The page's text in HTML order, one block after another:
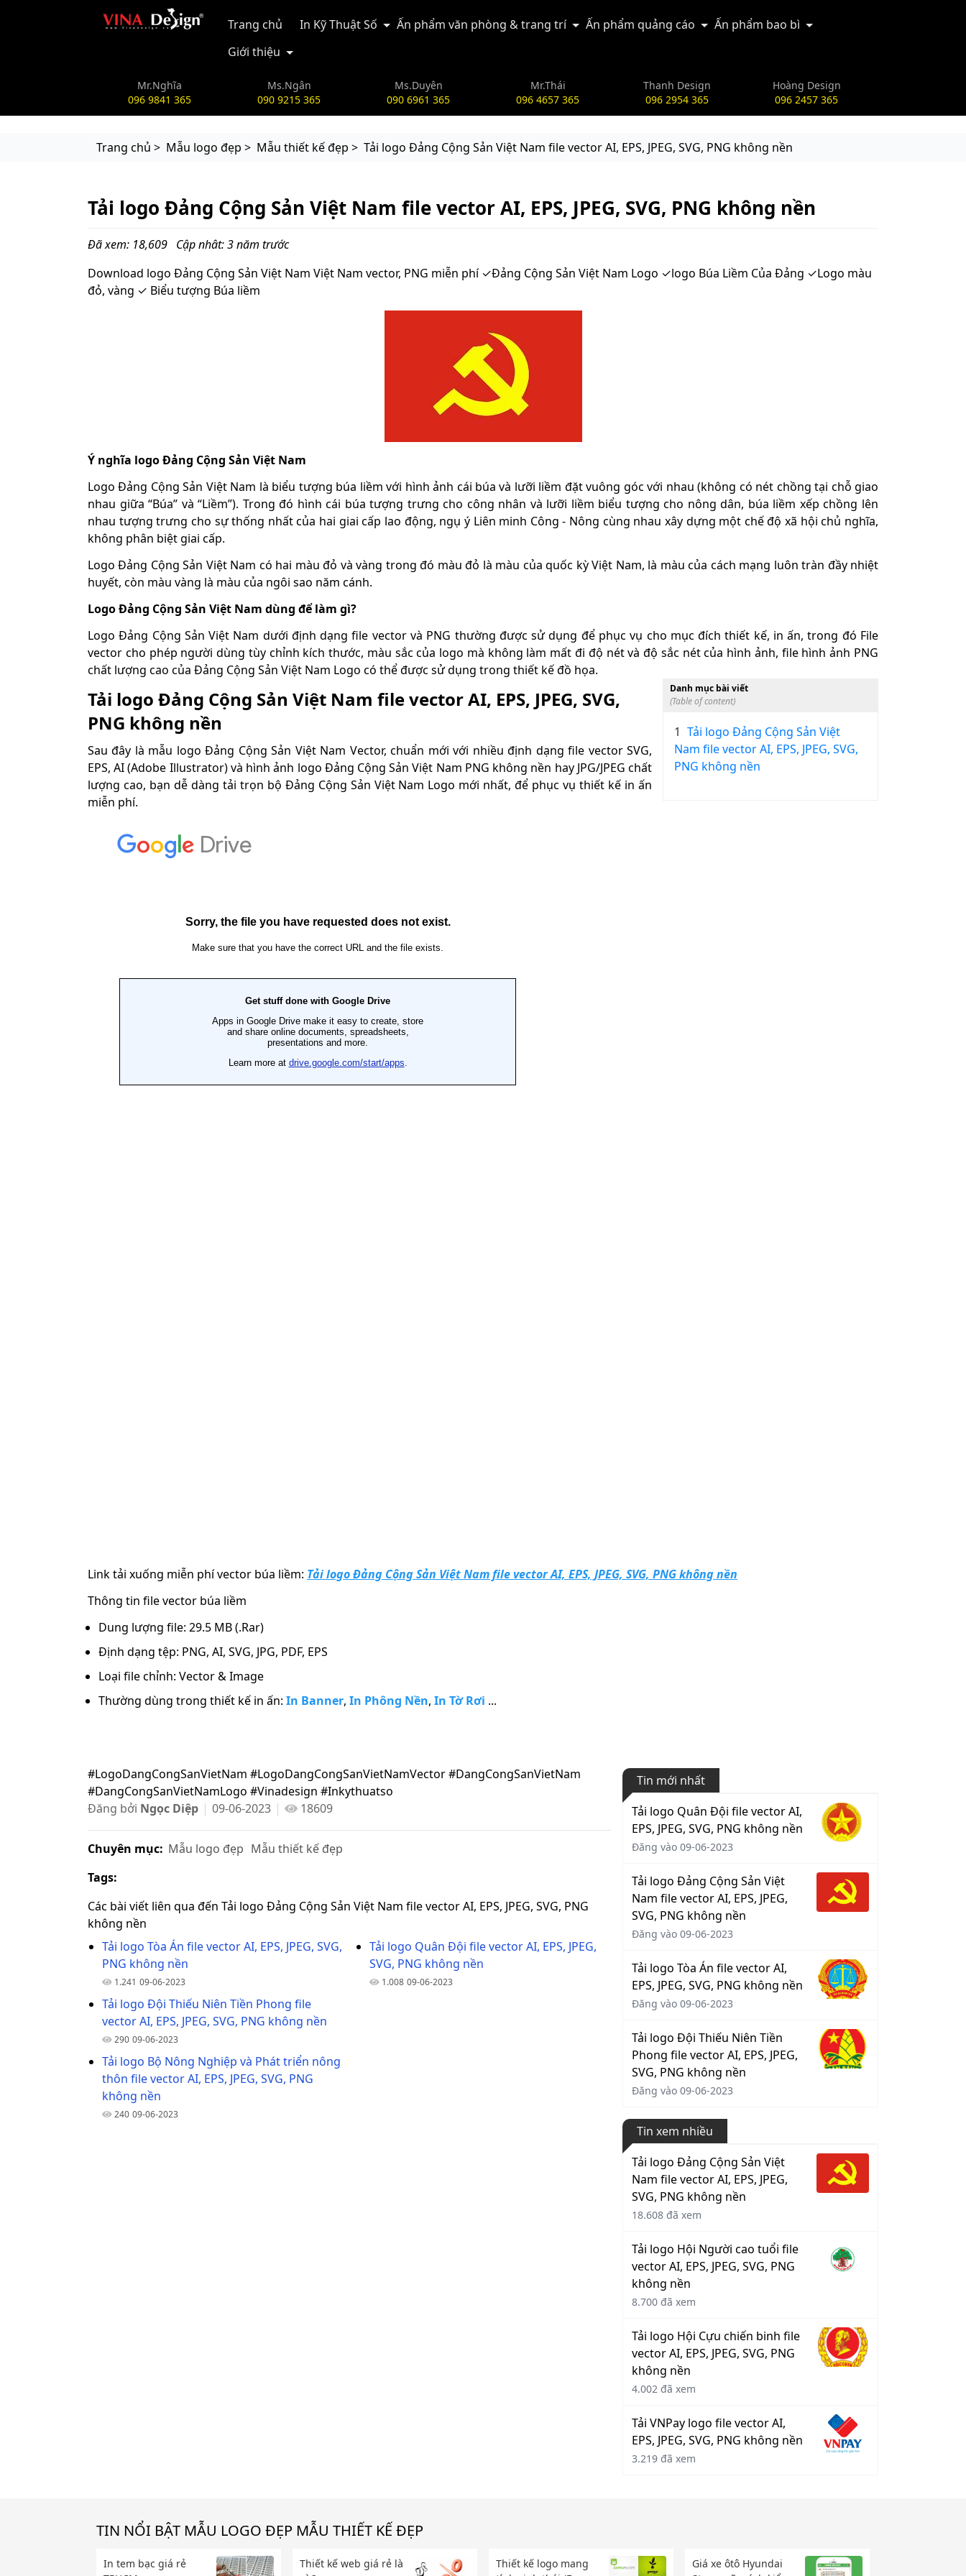
vinadesign.vn
Trang chủ In Kỹ Thuật Số Ấn phẩm văn phòng & trang trí Ấn phẩm quảng cáo
Ấn phẩm bao bì
Giới thiệu
Mr.Nghĩa
096 9841 365
Ms.Ngân
090 9215 365
Ms.Duyên
090 6961 365
Mr.Thái
096 4657 365
Thanh Design
096 2954 365
Hoàng Design
096 2457 365
Trang chủ > Mẫu logo đẹp > Mẫu thiết kế đẹp > Tải logo Đảng Cộng Sản Việt Nam file vector AI, EPS, JPEG, SVG, PNG không nền
Tải logo Đảng Cộng Sản Việt Nam file vector AI, EPS, JPEG, SVG, PNG không nền
Đã xem: 18,609 Cập nhât: 3 năm trước
Download logo Đảng Cộng Sản Việt Nam Việt Nam vector, PNG miễn phí ✓Đảng Cộng Sản Việt Nam Logo ✓logo Búa Liềm Của Đảng ✓Logo màu
đỏ, vàng ✓ Biểu tượng Búa liềm
Ý nghĩa logo Đảng Cộng Sản Việt Nam
Logo Đảng Cộng Sản Việt Nam là biểu tượng búa liềm với hình ảnh cái búa và lưỡi liềm đặt vuông góc với nhau (không có nét chồng tại chỗ giao
nhau giữa “Búa” và “Liềm”). Trong đó hình cái búa tượng trưng cho công nhân và lưỡi liềm biểu tượng cho nông dân, búa liềm xếp chồng lên
nhau tượng trưng cho sự thống nhất của hai giai cấp lao động, ngụ ý Liên minh Công - Nông cùng nhau xây dựng một chế độ xã hội chủ nghĩa,
không phân biệt giai cấp.
Logo Đảng Cộng Sản Việt Nam có hai màu đỏ và vàng trong đó màu đỏ là màu của quốc kỳ Việt Nam, là màu của cách mạng luôn tràn đầy nhiệt
huyết, còn màu vàng là màu của ngôi sao năm cánh.
Logo Đảng Cộng Sản Việt Nam dùng để làm gì?
Logo Đảng Cộng Sản Việt Nam dưới định dạng file vector và PNG thường được sử dụng để phục vụ cho mục đích thiết kế, in ấn, trong đó File
vector cho phép người dùng tùy chỉnh kích thước, màu sắc của logo mà không làm mất đi độ nét và độ sắc nét của hình ảnh, file hình ảnh PNG
chất lượng cao của Đảng Cộng Sản Việt Nam Logo có thể được sử dụng trong thiết kế đồ họa.
Danh mục bài viết
(Table of content)
1 Tải logo Đảng Cộng Sản Việt
Nam file vector AI, EPS, JPEG, SVG,
PNG không nền
Tải logo Đảng Cộng Sản Việt Nam file vector AI, EPS, JPEG, SVG,
PNG không nền
Sau đây là mẫu logo Đảng Cộng Sản Việt Nam Vector, chuẩn mới với nhiều định dạng file vector SVG,
EPS, AI (Adobe Illustrator) và hình ảnh logo Đảng Cộng Sản Việt Nam PNG không nền hay JPG/JPEG chất
lượng cao, bạn dễ dàng tải trọn bộ Đảng Cộng Sản Việt Nam Logo mới nhất, để phục vụ thiết kế in ấn
miễn phí.
Link tải xuống miễn phívector búa liềm: Tải logo Đảng Cộng Sản Việt Nam file vector AI, EPS, JPEG, SVG, PNG không nền
Thông tin file vector búa liềm
Dung lượng file: 29.5 MB (.Rar)
Định dạng tệp: PNG, AI, SVG, JPG, PDF, EPS
Loại file chỉnh: Vector & Image
Thường dùng trong thiết kế in ấn: In Banner, In Phông Nền, In Tờ Rơi ...
#LogoDangCongSanVietNam #LogoDangCongSanVietNamVector #DangCongSanVietNam
#DangCongSanVietNamLogo #Vinadesign #Inkythuatso
Đăng bởi Ngọc Diệp 09-06-2023 18609
Chuyên mục: Mẫu logo đẹp Mẫu thiết kế đẹp
Tags:
Các bài viết liên qua đến Tải logo Đảng Cộng Sản Việt Nam file vector AI, EPS, JPEG, SVG, PNG
không nền
Tải logo Tòa Án file vector AI, EPS, JPEG, SVG,
PNG không nền
1.241 09-06-2023
Tải logo Đội Thiếu Niên Tiền Phong file
vector AI, EPS, JPEG, SVG, PNG không nền
290 09-06-2023
Tải logo Bộ Nông Nghiệp và Phát triển nông
thôn file vector AI, EPS, JPEG, SVG, PNG
không nền
240 09-06-2023
Tải logo Quân Đội file vector AI, EPS, JPEG,
SVG, PNG không nền
1.008 09-06-2023
Tin mới nhất
Tải logo Quân Đội file vector AI,
EPS, JPEG, SVG, PNG không nền
Đăng vào 09-06-2023
Tải logo Đảng Cộng Sản Việt
Nam file vector AI, EPS, JPEG,
SVG, PNG không nền
Đăng vào 09-06-2023
Tải logo Tòa Án file vector AI,
EPS, JPEG, SVG, PNG không nền
Đăng vào 09-06-2023
Tải logo Đội Thiếu Niên Tiền
Phong file vector AI, EPS, JPEG,
SVG, PNG không nền
Đăng vào 09-06-2023
Tin xem nhiều
Tải logo Đảng Cộng Sản Việt
Nam file vector AI, EPS, JPEG,
SVG, PNG không nền
18.608 đã xem
Tải logo Hội Người cao tuổi file
vector AI, EPS, JPEG, SVG, PNG
không nền
8.700 đã xem
Tải logo Hội Cựu chiến binh file
vector AI, EPS, JPEG, SVG, PNG
không nền
4.002 đã xem
Tải VNPay logo file vector AI,
EPS, JPEG, SVG, PNG không nền
3.219 đã xem
TIN NỔI BẬT MẪU LOGO ĐẸP MẪU THIẾT KẾ ĐẸP
In tem bạc giá rẻ
Thiết kế web giá rẻ là
Thiết kế logo mang
Giá xe ôtô Hyundai